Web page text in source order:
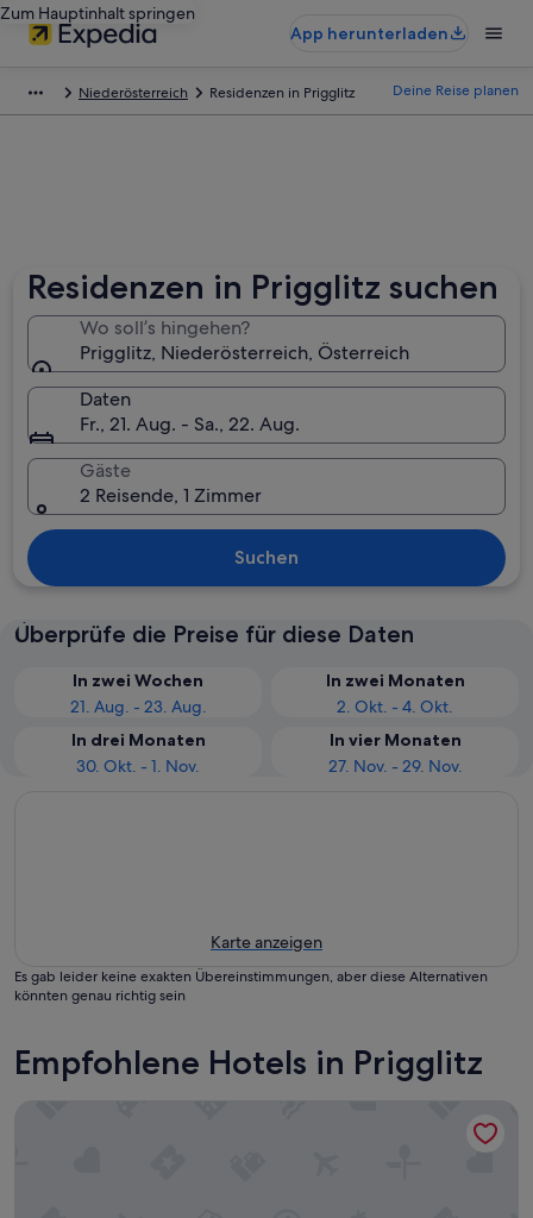
Zum Hauptinhalt springen
App herunterladen
Niederösterreich Residenzen in Prigglitz Deine Reise planen
Residenzen in Prigglitz suchen
Wo soll’s hingehen?
Prigglitz, Niederösterreich, Österreich
Daten
Fr., 21. Aug. - Sa., 22. Aug.
Gäste
2 Reisende, 1 Zimmer
Suchen
Überprüfe die Preise für diese Daten
In zwei Wochen
21. Aug. - 23. Aug.
In zwei Monaten
2. Okt. - 4. Okt.
In drei Monaten
30. Okt. - 1. Nov.
In vier Monaten
27. Nov. - 29. Nov.
Karte anzeigen
Es gab leider keine exakten Übereinstimmungen, aber diese Alternativen
könnten genau richtig sein
Empfohlene Hotels in Prigglitz